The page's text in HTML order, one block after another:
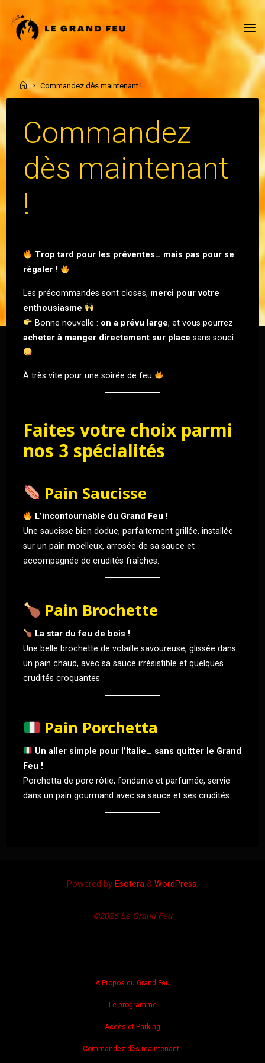
content
HomeCommandez dès maintenant !
Commandez
dès maintenant
!
Trop tard pour les préventes… mais pas pour se
régaler !
Les précommandes sont closes, merci pour votre
enthousiasme
Bonne nouvelle : on a prévu large, et vous pourrez
acheter à manger directement sur place sans souci
À très vite pour une soirée de feu
Faites votre choix parmi
nos 3 spécialités
Pain Saucisse
L’incontournable du Grand Feu !
Une saucisse bien dodue, parfaitement grillée, installée
sur un pain moelleux, arrosée de sa sauce et
accompagnée de crudités fraîches.
Pain Brochette
La star du feu de bois !
Une belle brochette de volaille savoureuse, glissée dans
un pain chaud, avec sa sauce irrésistible et quelques
crudités croquantes.
Pain Porchetta
Un aller simple pour l’Italie… sans quitter le Grand
Feu !
Porchetta de porc rôtie, fondante et parfumée, servie
dans un pain gourmand avec sa sauce et ses crudités.
Powered by Esotera & WordPress.
©2026 Le Grand Feu
A Propos du Grand Feu
Le programme
Accès et Parking
Commandez dès maintenant !